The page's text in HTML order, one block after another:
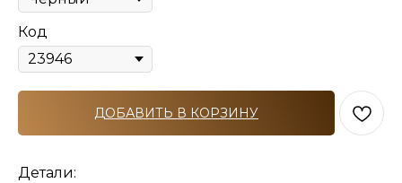
Код
ДОБАВИТЬ В КОРЗИНУ
Детали: